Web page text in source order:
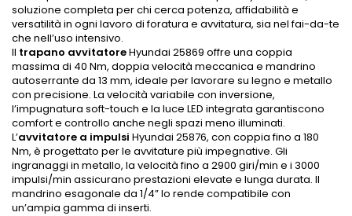
soluzione completa per chi cerca potenza, affidabilità e
versatilità in ogni lavoro di foratura e avvitatura, sia nel fai-da-te
che nell’uso intensivo.
Il trapano avvitatoreHyundai 25869 offre una coppia
massima di 40 Nm, doppia velocità meccanica e mandrino
autoserrante da 13 mm, ideale per lavorare su legno e metallo
con precisione. La velocità variabile con inversione,
l’impugnatura soft-touch e la luce LED integrata garantiscono
comfort e controllo anche negli spazi meno illuminati.
L’avvitatore a impulsi Hyundai 25876, con coppia fino a 180
Nm, è progettato per le avvitature più impegnative. Gli
ingranaggi in metallo, la velocità fino a 2900 giri/min e i 3000
impulsi/min assicurano prestazioni elevate e lunga durata. Il
mandrino esagonale da 1/4” lo rende compatibile con
un’ampia gamma di inserti.